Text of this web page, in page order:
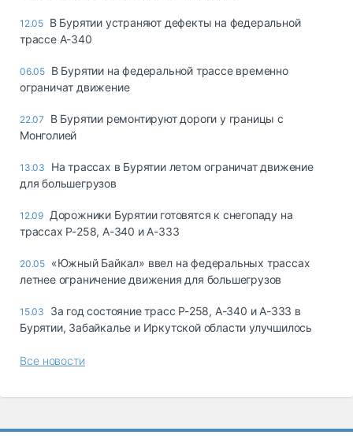
транспорт
Автосервис,
Топливо, масла и
12.05 В Бурятии устраняют дефекты на федеральной
трассе А-340
06.05 B Бypятии нa фeдepaльнoй тpacce вpeмeннo
oгpaничaт движeниe
22.07
В Бурятии ремонтируют дороги у границы с
Монголией
13.03
На трассах в Бурятии летом ограничат движение
для большегрузов
12.09 Дорожники Бурятии готовятся к снегопаду на
трассах Р-258, А-340 и А-333
20.05 «Южный Байкал» ввел на федеральных трассах
летнее ограничение движения для большегрузов
15.03
За год состояние трасс Р-258, А-340 и А-333 в
Бурятии, Забайкалье и Иркутской области улучшилось
Все новости